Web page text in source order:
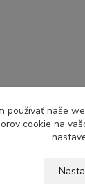
používať naše
cookie na